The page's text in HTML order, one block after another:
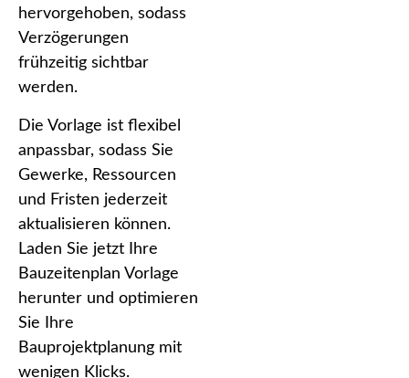
hervorgehoben, sodass
Verzögerungen
frühzeitig sichtbar
werden.
Die Vorlage ist flexibel
anpassbar, sodass Sie
Gewerke, Ressourcen
und Fristen jederzeit
aktualisieren können.
Laden Sie jetzt Ihre
Bauzeitenplan Vorlage
herunter und optimieren
Sie Ihre
Bauprojektplanung mit
wenigen Klicks.